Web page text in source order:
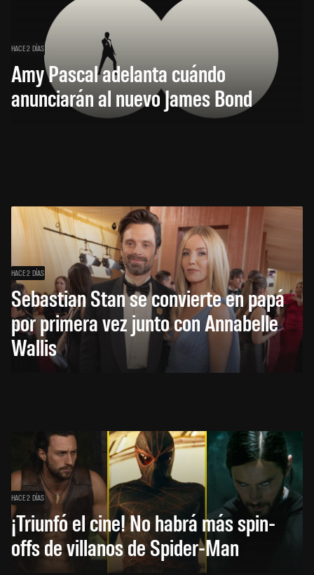
HACE 2 DÍAS
Amy Pascal adelanta cuándo
anunciarán al nuevo James Bond
HACE 2 DÍAS
Sebastian Stan se convierte en papá
por primera vez junto con Annabelle
Wallis
HACE 2 DÍAS
¡Triunfó el cine! No habrá más spin-
offs de villanos de Spider-Man